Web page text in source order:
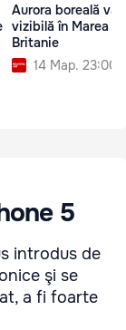
Aurora boreală va
vizibilă în Marea
Britanie
14 Мар. 23:00
5
introdus de
şi se
a fi foarte